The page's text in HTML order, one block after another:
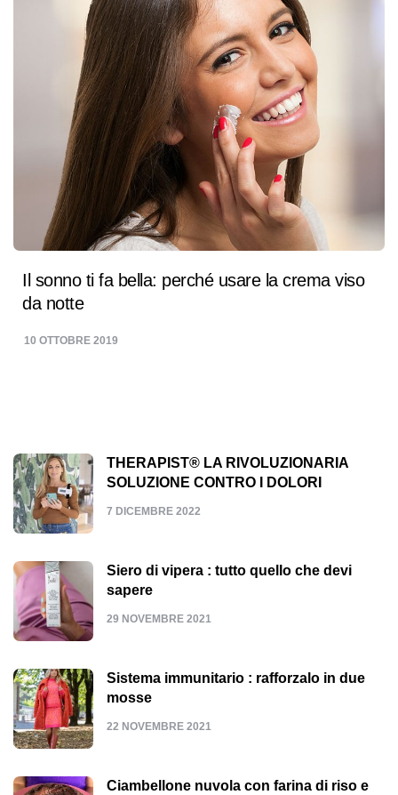
Il sonno ti fa bella: perché usare la crema viso
da notte
10 OTTOBRE 2019
THERAPIST® LA RIVOLUZIONARIA
SOLUZIONE CONTRO I DOLORI
7 DICEMBRE 2022
Siero di vipera : tutto quello che devi
sapere
29 NOVEMBRE 2021
Sistema immunitario : rafforzalo in due
mosse
22 NOVEMBRE 2021
Ciambellone nuvola con farina di riso e